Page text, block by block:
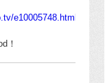
e10005748.html
！